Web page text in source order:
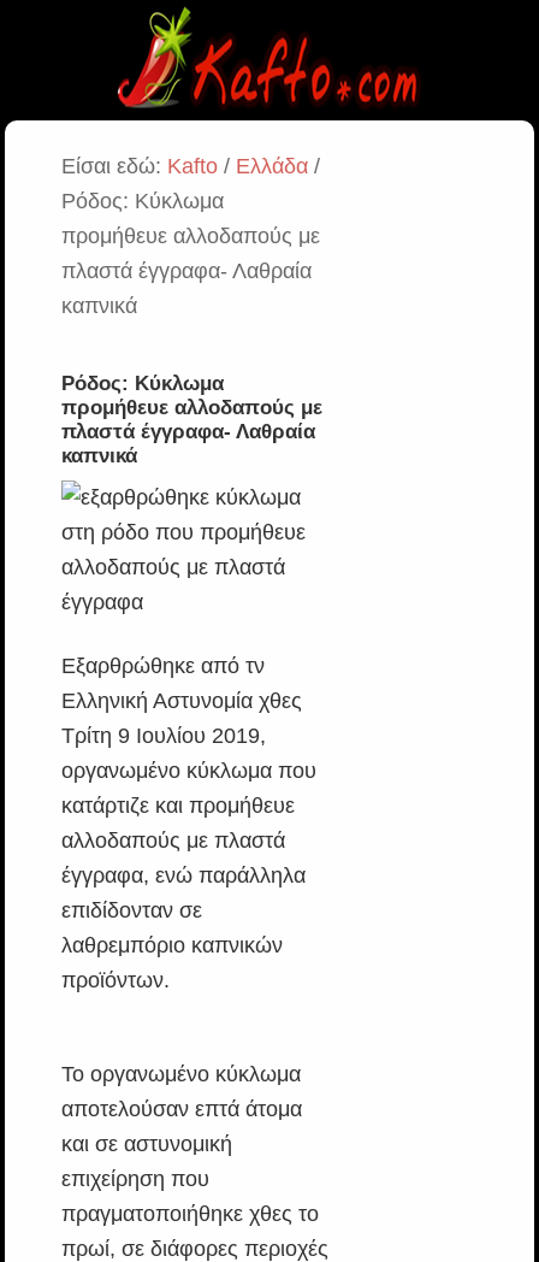
Είσαι εδώ: Kafto/ Ελλάδα/
Ρόδος: Κύκλωμα
προμήθευε αλλοδαπούς με
πλαστά έγγραφα- Λαθραία
καπνικά
Ρόδος: Κύκλωμα
προμήθευε αλλοδαπούς με
πλαστά έγγραφα- Λαθραία
καπνικά
Εξαρθρώθηκε από τν
Ελληνική Αστυνομία χθες
Τρίτη 9 Ιουλίου 2019,
οργανωμένο κύκλωμα που
κατάρτιζε και προμήθευε
αλλοδαπούς με πλαστά
έγγραφα, ενώ παράλληλα
επιδίδονταν σε
λαθρεμπόριο καπνικών
προϊόντων.
Το οργανωμένο κύκλωμα
αποτελούσαν επτά άτομα
και σε αστυνομική
επιχείρηση που
πραγματοποιήθηκε χθες το
πρωί, σε διάφορες περιοχές